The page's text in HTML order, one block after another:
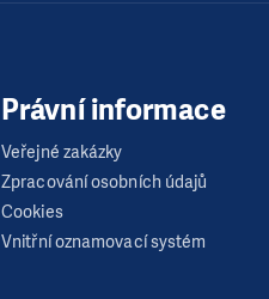
Právní informace
Veřejné zakázky
Zpracování osobních údajů
Cookies
Vnitřní oznamovací systém